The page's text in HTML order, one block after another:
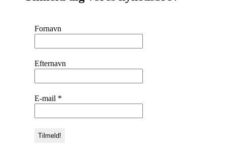
Fornavn
Efternavn
E-mail *